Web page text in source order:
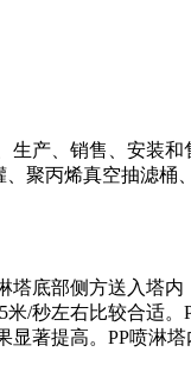
产、销售、安装
聚丙烯真空抽滤
底部侧方送入塔
/秒左右比较合适
著提高。PP喷淋